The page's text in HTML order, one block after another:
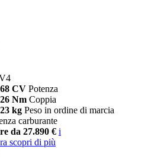
CV Potenza
Nm Coppia
kg Peso in ordine di marcia
carburante
da 27.890 € i
scopri di più